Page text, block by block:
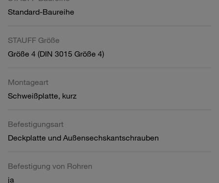
Standard-Baureihe
STAUFF Größe
Größe 4 (DIN 3015 Größe 4)
Montageart
Schweißplatte, kurz
Befestigungsart
Deckplatte und Außensechskantschrauben
Befestigung von Rohren
ja